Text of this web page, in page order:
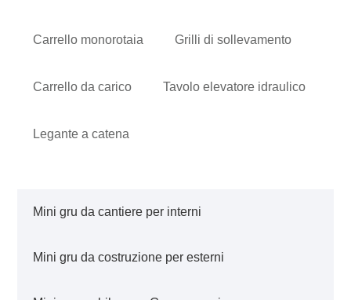
Carrello monorotaia Grilli di sollevamento
Carrello da carico Tavolo elevatore idraulico
Legante a catena
Mini gru da cantiere per interni
Mini gru da costruzione per esterni